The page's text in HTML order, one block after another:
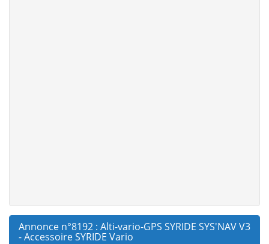
Annonce n°8192 : Alti-vario-GPS SYRIDE SYS'NAV V3
- Accessoire SYRIDE Vario